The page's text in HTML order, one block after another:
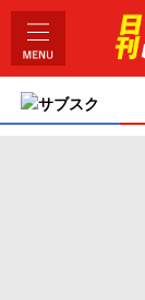
サブスク